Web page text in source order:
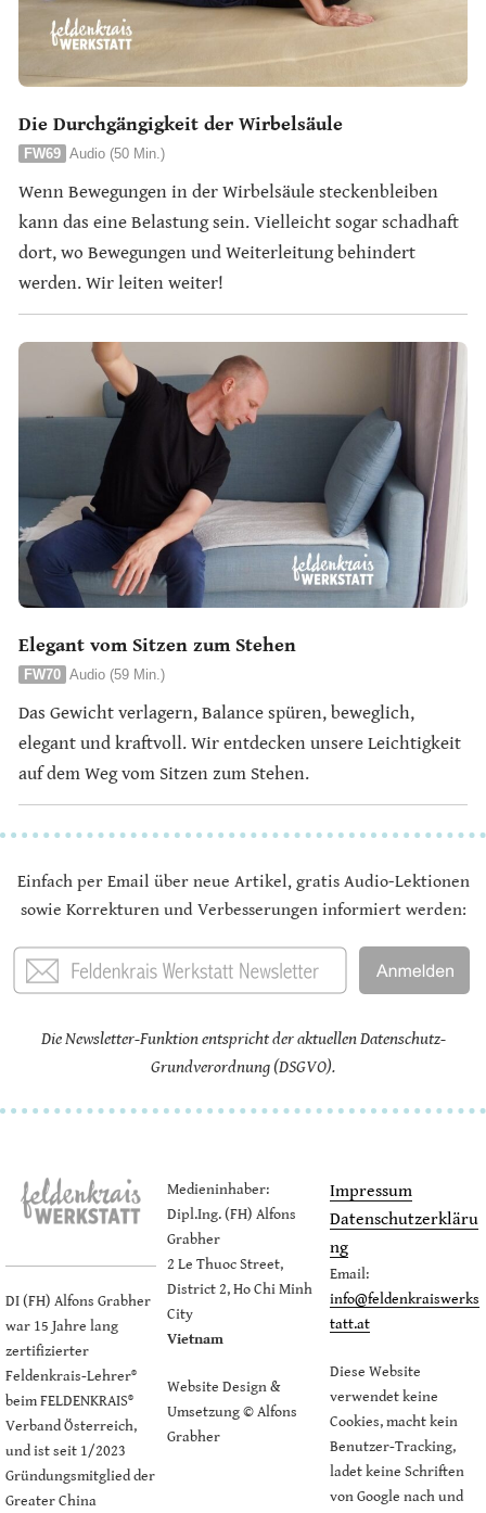
Die Durchgängigkeit der Wirbelsäule
FW69 Audio (50 Min.)
Wenn Bewegungen in der Wirbelsäule steckenbleiben
kann das eine Belastung sein. Vielleicht sogar schadhaft
dort, wo Bewegungen und Weiterleitung behindert
werden. Wir leiten weiter!
Elegant vom Sitzen zum Stehen
FW70 Audio (59 Min.)
Das Gewicht verlagern, Balance spüren, beweglich,
elegant und kraftvoll. Wir entdecken unsere Leichtigkeit
auf dem Weg vom Sitzen zum Stehen.
Einfach per Email über neue Artikel, gratis Audio-Lektionen
sowie Korrekturen und Verbesserungen informiert werden:
Die Newsletter-Funktion entspricht der aktuellen Datenschutz-
Grundverordnung (DSGVO).
DI (FH) Alfons Grabher
war 15 Jahre lang
zertifizierter
Feldenkrais-Lehrer®
beim FELDENKRAIS®
Verband Österreich,
und ist seit 1/2023
Gründungsmitglied der
Greater China
Medieninhaber:
Dipl.Ing. (FH) Alfons
Grabher
2 Le Thuoc Street,
District 2, Ho Chi Minh
City
Vietnam
Website Design &
Umsetzung © Alfons
Grabher
Impressum
Datenschutzerkläru
ng
Email:
info@feldenkraiswerks
tatt.at
Diese Website
verwendet keine
Cookies, macht kein
Benutzer-Tracking,
ladet keine Schriften
von Google nach und